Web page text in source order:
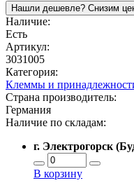
Нашли дешевле? Снизим
Наличие:
Есть
Артикул:
3031005
Категория:
Клеммы и
Страна производитель:
Германия
Наличие по складам:
г. Электрогорск
В корзину